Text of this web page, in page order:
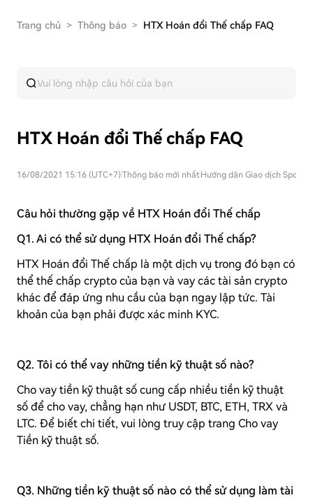
Trang chủ > Thông báo > HTX Hoán đổi Thế chấp FAQ
HTX Hoán đổi Thế chấp FAQ
16/08/2021 15:16 (UTC+7)Thông báo mới nhất Hướng dân Giao dịch Spot
Câu hỏi thường gặp về HTX Hoán đổi Thế chấp
Q1. Ai có thể sử dụng HTX Hoán đổi Thế chấp?
HTX Hoán đổi Thế chấp là một dịch vụ trong đó bạn có
thể thế chấp crypto của bạn và vay các tài sản crypto
khác để đáp ứng nhu cầu của bạn ngay lập tức. Tài
khoản của bạn phải được xác minh KYC.
Q2. Tôi có thể vay những tiền kỹ thuật số nào?
Cho vay tiền kỹ thuật số cung cấp nhiều tiền kỹ thuật
số để cho vay, chẳng hạn như USDT, BTC, ETH, TRX và
LTC. Để biết chi tiết, vui lòng truy cập trang Cho vay
Tiền kỹ thuật số.
Q3. Những tiền kỹ thuật số nào có thể sử dụng làm tài